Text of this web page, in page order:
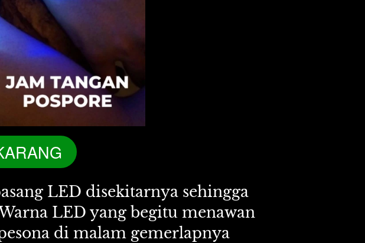
LED disekitarnya sehingga
LED yang begitu menawan
di malam gemerlapnya